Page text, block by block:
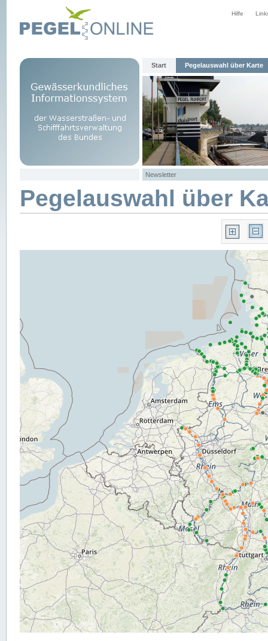
Hilfe
Start Pegelauswahl über Karte
Newsletter
Pegelauswahl über